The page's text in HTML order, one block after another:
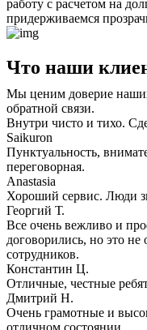
работу с расчетом на
придерживаемся
Что наши
Мы ценим доверие
обратной связи.
Внутри чисто и тихо.
Saikuron
Пунктуальность,
переговорная.
Anastasia
Хороший сервис. Люди
Георгий Т.
Все очень вежливо и
договорились, но это не
сотрудников.
Константин Ц.
Отличные, честные
Дмитрий Н.
Очень грамотные и